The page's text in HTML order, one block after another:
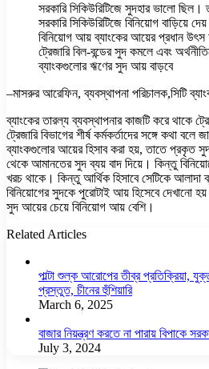
সরকারি সিকিউরিটিজে সুদহার ভালো
সরকারি সিকিউরিটিজে বিনিয়োগ বাড়িয়ে
বিনিয়োগ আয় ব্যাংকের আয়ের প্রধান
ট্রেজারি বিল-বন্ডের সুদ কমলে এবং
ব্যাংকগুলোর ঋণের সুদ আয় বাড়বে
–মাসরুর আরেফিন, ব্যবস্থাপনা পরিচালক,সিটি
ব্যাংকের তারল্য ব্যবস্থাপনার কাজটি করে থাকে
ট্রেজারি বিভাগের শীর্ষ কর্মকর্তাদের সঙ্গে কথা বলে
ব্যাংকগুলোর আয়ের হিসাব করা হয়, তাতে প্রকৃত
থেকে আমানতের সুদ ব্যয় বাদ দিয়ে। কিন্তু
খরচ থাকে। কিন্তু আর্থিক হিসাবে সেটিকে আলাদা
বিনিয়োগের সুদকে পুরোটাই আয় হিসেবে দেখানো
সুদ আয়ের চেয়ে বিনিয়োগ আয় বেশি।
Related Articles
পাল্টা শুল্ক আরোপের তীব্র প্রতিক্রিয়া,
প্রস্তুত, চীনের হুঁশিয়ারি
March 6, 2025
বাজার নিয়ন্ত্রণ করতে না পারায় বিপাকে
July 3, 2024